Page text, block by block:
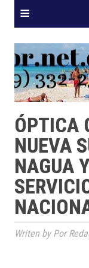
≡
ÓPTICA
NUEVA
NAGUA
Writen by Por